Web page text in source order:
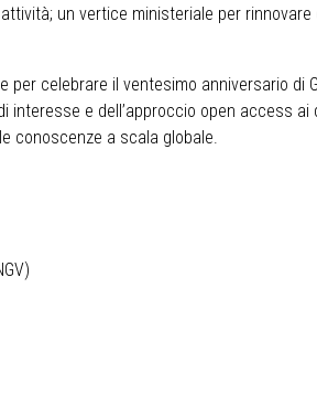
un vertice ministeriale per rinnovare
per celebrare il ventesimo anniversario di
interesse e dell’approccio open access ai
conoscenze a scala globale.